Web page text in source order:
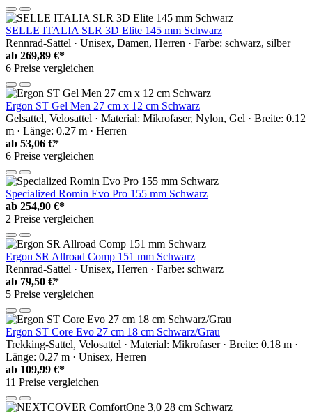
SELLE ITALIA SLR 3D Elite 145 mm Schwarz
Rennrad-Sattel · Unisex, Damen, Herren · Farbe: schwarz, silber
ab 269,89 €*
6 Preise vergleichen
Ergon ST Gel Men 27 cm x 12 cm Schwarz
Gelsattel, Velosattel · Material: Mikrofaser, Nylon, Gel · Breite: 0.12
m · Länge: 0.27 m · Herren
ab 53,06 €*
6 Preise vergleichen
Specialized Romin Evo Pro 155 mm Schwarz
ab 254,90 €*
2 Preise vergleichen
Ergon SR Allroad Comp 151 mm Schwarz
Rennrad-Sattel · Unisex, Herren · Farbe: schwarz
ab 79,50 €*
5 Preise vergleichen
Ergon ST Core Evo 27 cm 18 cm Schwarz/Grau
Trekking-Sattel, Velosattel · Material: Mikrofaser · Breite: 0.18 m ·
Länge: 0.27 m · Unisex, Herren
ab 109,99 €*
11 Preise vergleichen